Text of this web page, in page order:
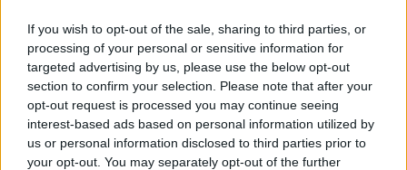
If you wish to opt-out of the sale, sharing to third parties, or
processing of your personal or sensitive information for
targeted advertising by us, please use the below opt-out
section to confirm your selection. Please note that after your
opt-out request is processed you may continue seeing
interest-based ads based on personal information utilized by
us or personal information disclosed to third parties prior to
your opt-out. You may separately opt-out of the further
dibattito pubblico
10 Marzo 2015
In "Novi-Acqui-Ovada"